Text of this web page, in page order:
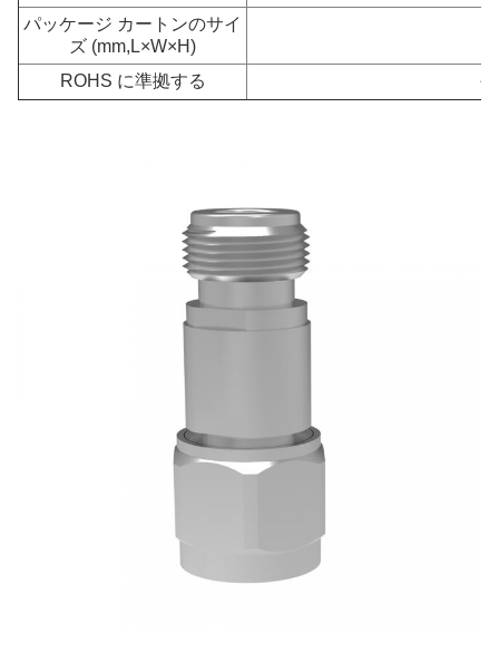
パッケージ カートンのサイ
ズ (mm,L×W×H)
ROHS に準拠する